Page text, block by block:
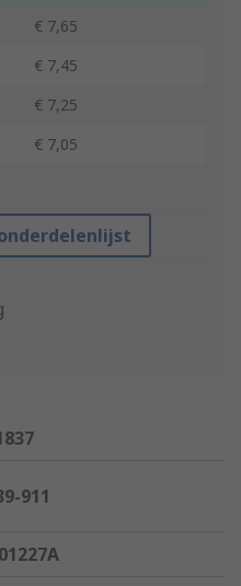
€ 7,65
€ 7,45
€ 7,25
€ 7,05
911